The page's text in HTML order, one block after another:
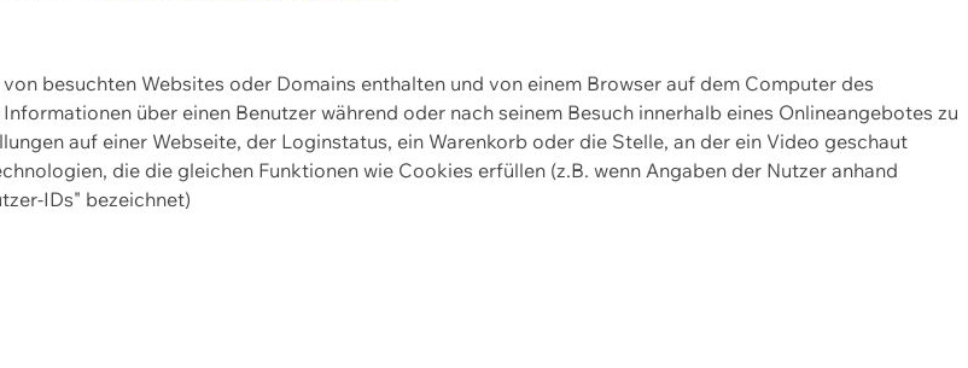
besuchten Websites oder Domains enthalten und von einem Browser auf dem Computer des
über einen Benutzer während oder nach seinem Besuch innerhalb eines Onlineangebotes zu
auf einer Webseite, der Loginstatus, ein Warenkorb oder die Stelle, an der ein Video geschaut
die die gleichen Funktionen wie Cookies erfüllen (z.B. wenn Angaben der Nutzer anhand
IDs" bezeichnet)